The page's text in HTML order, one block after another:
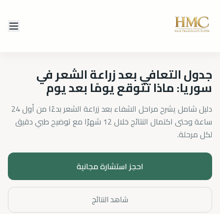
جدول التعافي بعد زراعة الشعر في
سوريا: ماذا تتوقع يومًا بعد يوم
دليل شامل يشرح مراحل الشفاء بعد زراعة الشعر بدءًا من أول 24
ساعة وحتى اكتمال النتائج خلال 12 شهرًا مع توضيح طبي دقيق
لكل مرحلة.
احجز استشارة مجانية
شاهد النتائج